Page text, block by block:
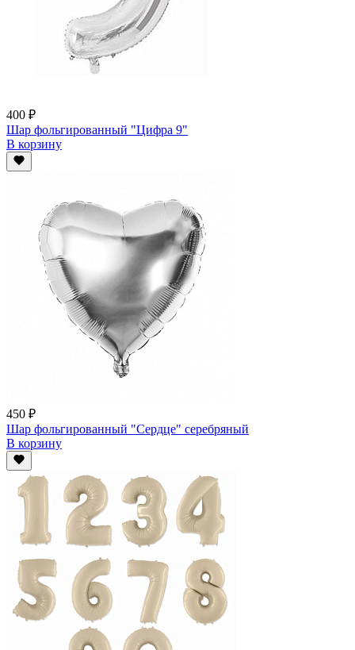
400 ₽
Шар фольгированный "Цифра 9"
В корзину
450 ₽
Шар фольгированный "Сердце" серебряный
В корзину